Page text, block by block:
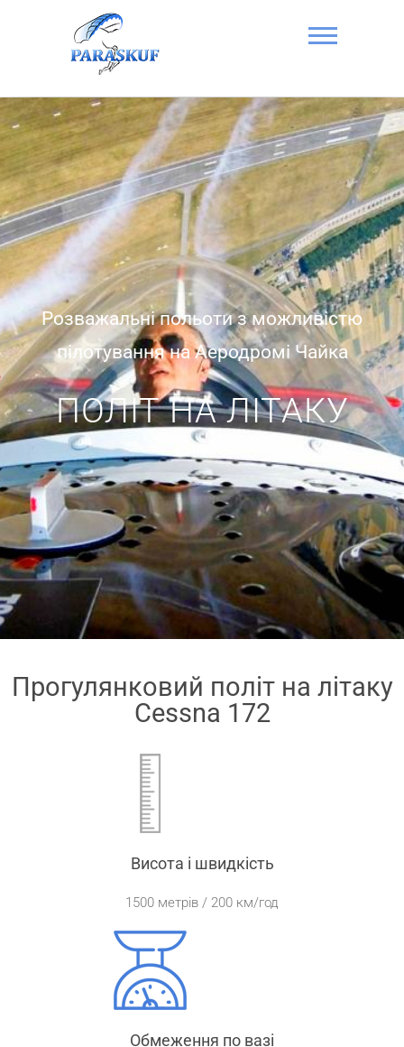
Стрибок з
парашутом в
Києві на
Аеродромі
Чайка –
ПАРА-СКУФ
Розважальні польоти з можливістю
пілотування на Аеродромі Чайка
ПОЛІТ НА ЛІТАКУ
Прогулянковий політ на літаку
Cessna 172
Висота і швидкість
1500 метрів / 200 км/год
Обмеження по вазі